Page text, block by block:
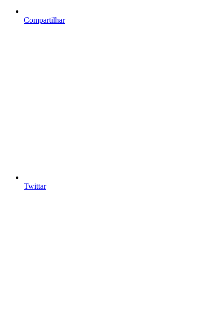
Compartilhar
Twittar